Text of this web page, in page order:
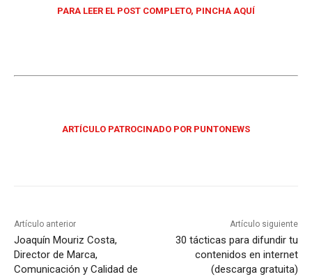
PARA LEER EL POST COMPLETO, PINCHA AQUÍ
ARTÍCULO PATROCINADO POR PUNTONEWS
Artículo anterior
Joaquín Mouriz Costa,
Director de Marca,
Comunicación y Calidad de
Artículo siguiente
30 tácticas para difundir tu
contenidos en internet
(descarga gratuita)